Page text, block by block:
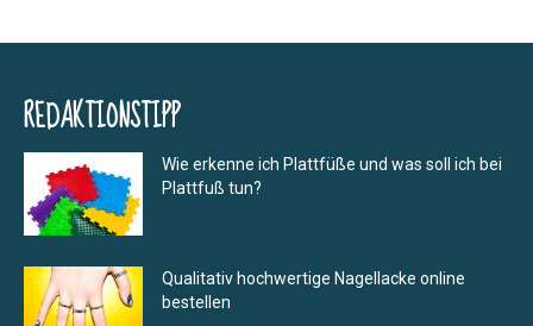
REDAKTIONSTIPP
Wie erkenne ich Plattfüße und was soll ich bei
Plattfuß tun?
Qualitativ hochwertige Nagellacke online
bestellen